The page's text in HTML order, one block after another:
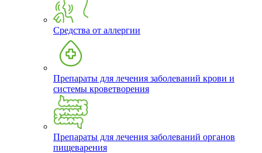
Средства от аллергии
Препараты для лечения заболеваний крови и
системы кроветворения
Препараты для лечения заболеваний органов
пищеварения